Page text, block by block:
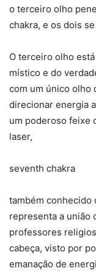
o terceiro olho
chakra, e os dois
O terceiro olho
místico e do
com um único olho
direcionar energia
um poderoso feixe
laser,
seventh chakra
também conhecido
representa a união
professores
cabeça, visto por
emanação de